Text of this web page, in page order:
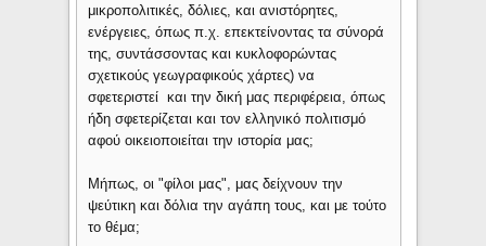
μικροπολιτικές, δόλιες, και ανιστόρητες,
ενέργειες, όπως π.χ. επεκτείνοντας τα σύνορά
της, συντάσσοντας και κυκλοφορώντας
σχετικούς γεωγραφικούς χάρτες) να
σφετεριστεί και την δική μας περιφέρεια, όπως
ήδη σφετερίζεται και τον ελληνικό πολιτισμό
αφού οικειοποιείται την ιστορία μας;
Μήπως, οι "φίλοι μας", μας δείχνουν την
ψεύτικη και δόλια την αγάπη τους, και με τούτο
το θέμα;